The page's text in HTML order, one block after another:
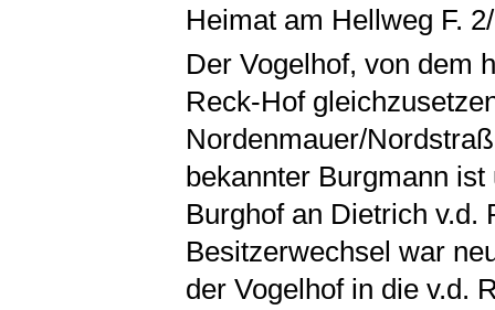
Heimat am Hellweg F.
Der Vogelhof, von dem
Reck-Hof
Nordenmauer/
bekannter Burgmann
Burghof an Dietrich v.d.
Besitzerwechsel war
der Vogelhof in die v.d.